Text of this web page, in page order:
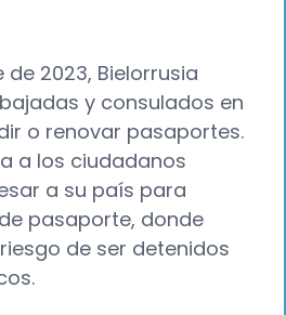
2023, Bielorrusia
y consulados en
o renovar pasaportes.
a los ciudadanos
a su país para
pasaporte, donde
de ser detenidos